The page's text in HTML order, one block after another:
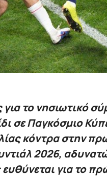
για το νησιωτικό
σε Παγκόσμιο
κόντρα στην
2026,
ευθύνεται για το